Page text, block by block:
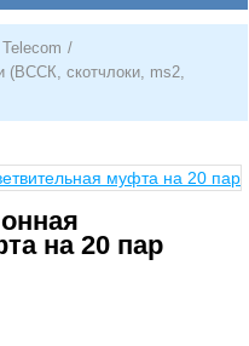
/
(ВССК, скотчлоки, ms2,
на 20 пар